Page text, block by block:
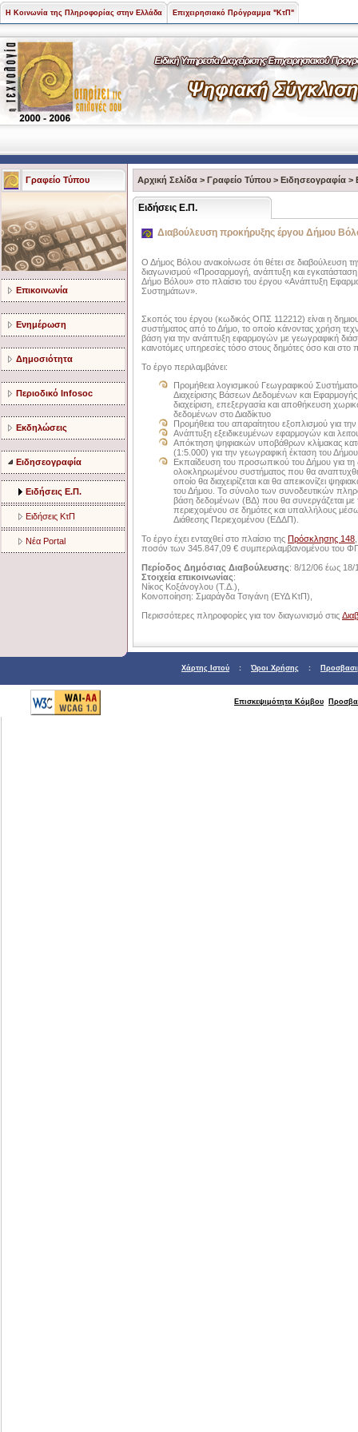
Η Κοινωνία της Πληροφορίας στην Ελλάδα Επιχειρησιακό Πρόγραμμα "ΚτΠ"
Γραφείο Τύπου
Επικοινωνία
Ενημέρωση
Δημοσιότητα
Περιοδικό Infosoc
Εκδηλώσεις
Ειδησεογραφία
Ειδήσεις Ε.Π.
Ειδήσεις ΚτΠ
Νέα Portal
Αρχική Σελίδα > Γραφείο Τύπου > Ειδησεογραφία >
Ειδήσεις Ε.Π.
Διαβούλευση προκήρυξης έργου Δήμου
Ο Δήμος Βόλου ανακοίνωσε ότι θέτει σε διαβούλευση
διαγωνισμού «Προσαρμογή, ανάπτυξη και
Δήμο Βόλου» στο πλαίσιο του έργου «Ανάπτυξη
Συστημάτων».
Σκοπός του έργου (κωδικός ΟΠΣ 112212) είναι η
συστήματος από το Δήμο, το οποίο κάνοντας χρήση
βάση για την ανάπτυξη εφαρμογών με γεωγραφική
καινοτόμες υπηρεσίες τόσο στους δημότες όσο και
Το έργο περιλαμβάνει:
Προμήθεια λογισμικού Γεωγραφικού
Διαχείρισης Βάσεων Δεδομένων και
διαχείριση, επεξεργασία και αποθήκευση
δεδομένων στο Διαδίκτυο
Προμήθεια του απαραίτητου εξοπλισμού για
Ανάπτυξη εξειδικευμένων εφαρμογών και
Απόκτηση ψηφιακών υποβάθρων κλίμακας
(1:5.000) για την γεωγραφική έκταση του
Εκπαίδευση του προσωπικού του Δήμου για
ολοκληρωμένου συστήματος που θα
οποίο θα διαχειρίζεται και θα απεικονίζει
του Δήμου. Το σύνολο των συνοδευτικών
βάση δεδομένων (ΒΔ) που θα συνεργάζεται με
περιεχομένου σε δημότες και υπαλλήλους
Διάθεσης Περιεχομένου (ΕΔΔΠ).
To έργο έχει ενταχθεί στο πλαίσιο της Πρόσκλησης 148
ποσόν των 345.847,09 € συμπεριλαμβανομένου του
Περίοδος Δημόσιας Διαβούλευσης: 8/12/06 έως 18/
Στοιχεία επικοινωνίας:
Νίκος Κοξάνογλου (Τ.Δ.),
Κοινοποίηση: Σμαράγδα Τσιγάνη (ΕΥΔ ΚτΠ),
Περισσότερες πληροφορίες για τον διαγωνισμό στις
Χάρτης Ιστού : Όροι Χρήσης :
Επισκεψιμότητα Κόμβου